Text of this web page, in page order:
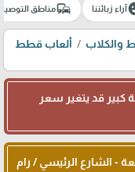
آراء زبائننا commuteمناطق
والكلاب
ألعاب قطط
كبير قد يتغير سعر
- الشارع الرئيسي / رام